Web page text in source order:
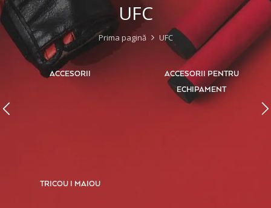
UFC
Prima pagină UFC
ACCESORII
ACCESORII PENTRU
ECHIPAMENT
TRICOU I MAIOU